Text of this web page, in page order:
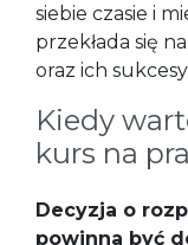
siebie czasie i
przekłada się
oraz ich
Kiedy
kurs na
Decyzja o
powinna być